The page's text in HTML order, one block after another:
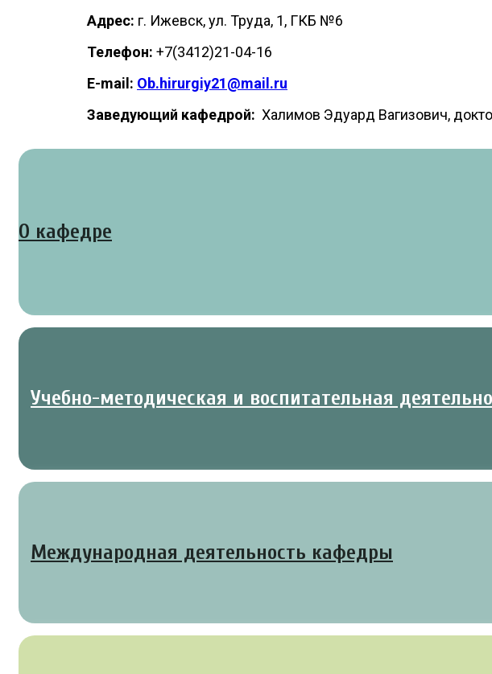
Адрес: г. Ижевск, ул. Труда, 1, ГКБ №6
Телефон: +7(3412)21-04-16
E-mail: Ob.hirurgiy21@mail.ru
Заведующий кафедрой: Халимов Эдуард Вагизович,
О кафедре
Учебно-методическая и воспитательная
Международная деятельность кафедры